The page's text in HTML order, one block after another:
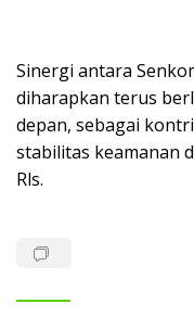
Sinergi antara
diharapkan terus
depan, sebagai
stabilitas keamanan
Rls.